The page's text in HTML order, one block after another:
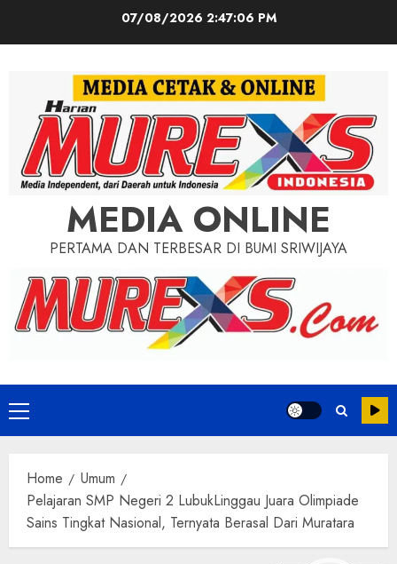
07/08/2026 2:47:08 PM
MEDIA ONLINE
PERTAMA DAN TERBESAR DI BUMI SRIWIJAYA
Primary
Menu
Home
Umum
Pelajaran SMP Negeri 2 LubukLinggau Juara Olimpiade
Sains Tingkat Nasional, Ternyata Berasal Dari Muratara